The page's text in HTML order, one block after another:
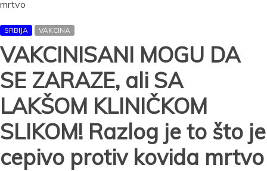
SRBIJA VAKCINA
VAKCINISANI MOGU DA
SE ZARAZE, ali SA
LAKŠOM KLINIČKOM
SLIKOM! Razlog je to što je
cepivo protiv kovida mrtvo